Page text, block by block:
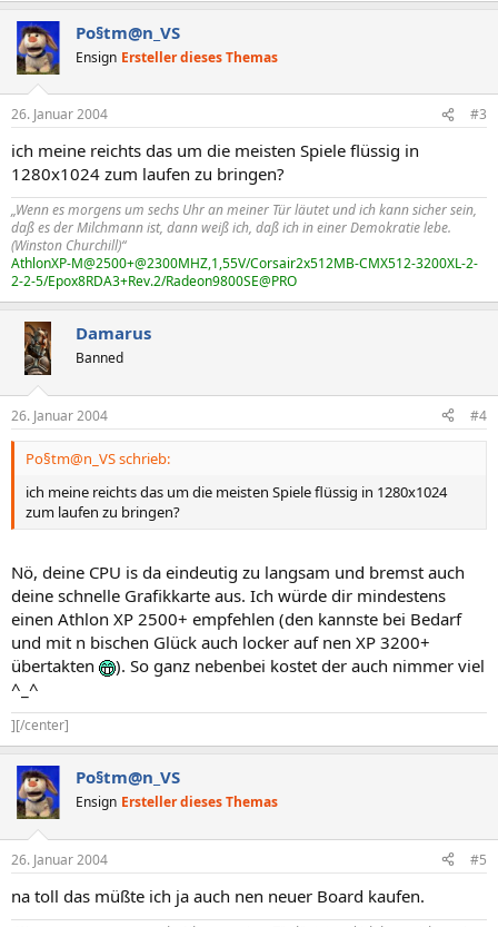
Po§tm@n_VS
Ensign Ersteller dieses Themas
26. Januar 2004 #3
ich meine reichts das um die meisten Spiele flüssig in
1280x1024 zum laufen zu bringen?
„Wenn es morgens um sechs Uhr an meiner Tür läutet und ich kann sicher sein,
daß es der Milchmann ist, dann weiß ich, daß ich in einer Demokratie lebe.
(Winston Churchill)“
AthlonXP-M@2500+@2300MHZ,1,55V/Corsair2x512MB-CMX512-3200XL-2-
2-2-5/Epox8RDA3+Rev.2/Radeon9800SE@PRO
Damarus
Banned
26. Januar 2004 #4
Po§tm@n_VS schrieb:
ich meine reichts das um die meisten Spiele flüssig in 1280x1024
zum laufen zu bringen?
Nö, deine CPU is da eindeutig zu langsam und bremst auch
deine schnelle Grafikkarte aus. Ich würde dir mindestens
einen Athlon XP 2500+ empfehlen (den kannste bei Bedarf
und mit n bischen Glück auch locker auf nen XP 3200+
übertakten
). So ganz nebenbei kostet der auch nimmer viel
^_^
][/center]
Po§tm@n_VS
Ensign Ersteller dieses Themas
26. Januar 2004 #5
na toll das müßte ich ja auch nen neuer Board kaufen.